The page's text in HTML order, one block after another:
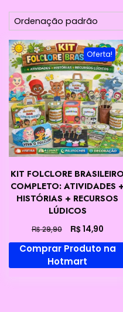
Oferta!
KIT FOLCLORE BRASILEIRO
COMPLETO: ATIVIDADES +
HISTÓRIAS + RECURSOS
LÚDICOS
R$29,90
preço
original
era:
R$14,90O
atual
Comprar Produto na
Hotmart